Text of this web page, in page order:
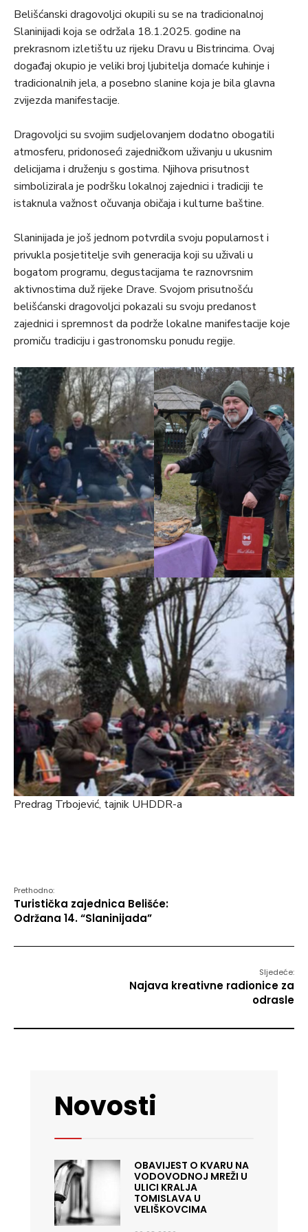
Belišćanski dragovoljci okupili su se na tradicionalnoj
Slaninijadi koja se održala 18.1.2025. godine na
prekrasnom izletištu uz rijeku Dravu u Bistrincima. Ovaj
događaj okupio je veliki broj ljubitelja domaće kuhinje i
tradicionalnih jela, a posebno slanine koja je bila glavna
zvijezda manifestacije.
Dragovoljci su svojim sudjelovanjem dodatno obogatili
atmosferu, pridonoseći zajedničkom uživanju u ukusnim
delicijama i druženju s gostima. Njihova prisutnost
simbolizirala je podršku lokalnoj zajednici i tradiciji te
istaknula važnost očuvanja običaja i kulturne baštine.
Slaninijada je još jednom potvrdila svoju popularnost i
privukla posjetitelje svih generacija koji su uživali u
bogatom programu, degustacijama te raznovrsnim
aktivnostima duž rijeke Drave. Svojom prisutnošću
belišćanski dragovoljci pokazali su svoju predanost
zajednici i spremnost da podrže lokalne manifestacije koje
promiču tradiciju i gastronomsku ponudu regije.
Predrag Trbojević, tajnik UHDDR-a
Prethodno:
Turistička zajednica Belišće:
Održana 14. “Slaninijada”
Sljedeće:
Najava kreativne radionice za
odrasle
Novosti
OBAVIJEST O KVARU NA
VODOVODNOJ MREŽI U
ULICI KRALJA
TOMISLAVA U
VELIŠKOVCIMA